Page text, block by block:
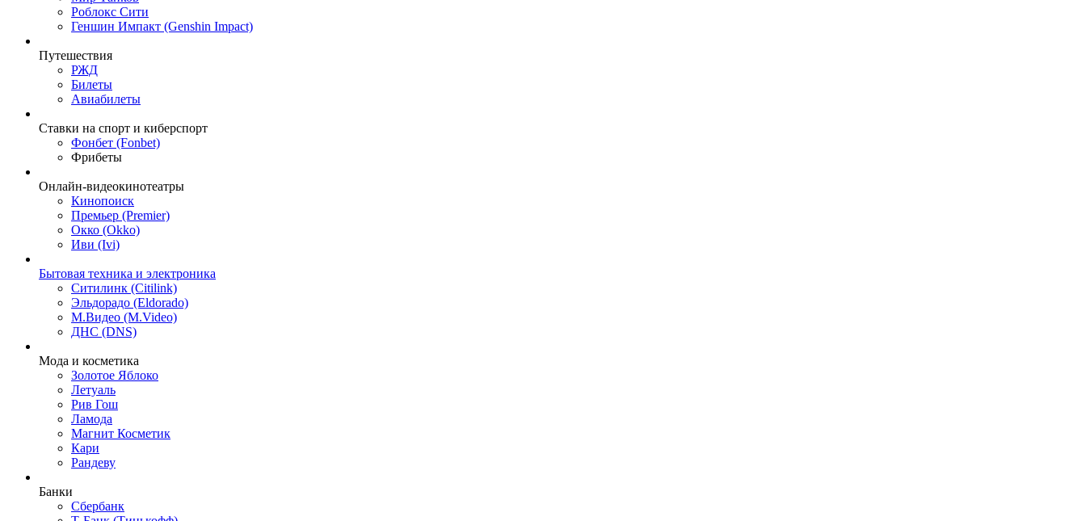
Роблокс Сити
Геншин Импакт (Genshin Impact)
Путешествия
РЖД
Билеты
Авиабилеты
Ставки на спорт и киберспорт
Фонбет (Fonbet)
Фрибеты
Онлайн-видеокинотеатры
Кинопоиск
Премьер (Premier)
Окко (Okko)
Иви (Ivi)
Бытовая техника и электроника
Ситилинк (Citilink)
Эльдорадо (Eldorado)
М.Видео (M.Video)
ДНС (DNS)
Мода и косметика
Золотое Яблоко
Летуаль
Рив Гош
Ламода
Магнит Косметик
Кари
Рандеву
Банки
Сбербанк